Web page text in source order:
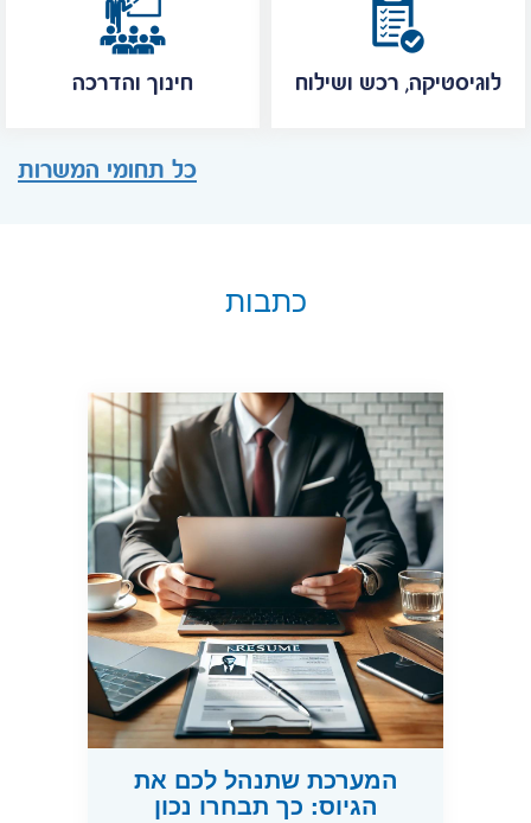
חינוך והדרכה לוגיסטיקה, רכש ושילוח
כל תחומי המשרות
כתבות
המערכת שתנהל לכם את
הגיוס: כך תבחרו נכון